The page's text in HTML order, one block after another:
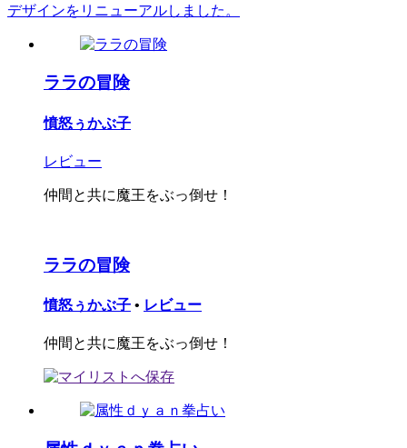
デザインをリニューアルしました。
ララの冒険
憤怒ぅかぶ子
レビュー
仲間と共に魔王をぶっ倒せ！
ララの冒険
憤怒ぅかぶ子 • レビュー
仲間と共に魔王をぶっ倒せ！